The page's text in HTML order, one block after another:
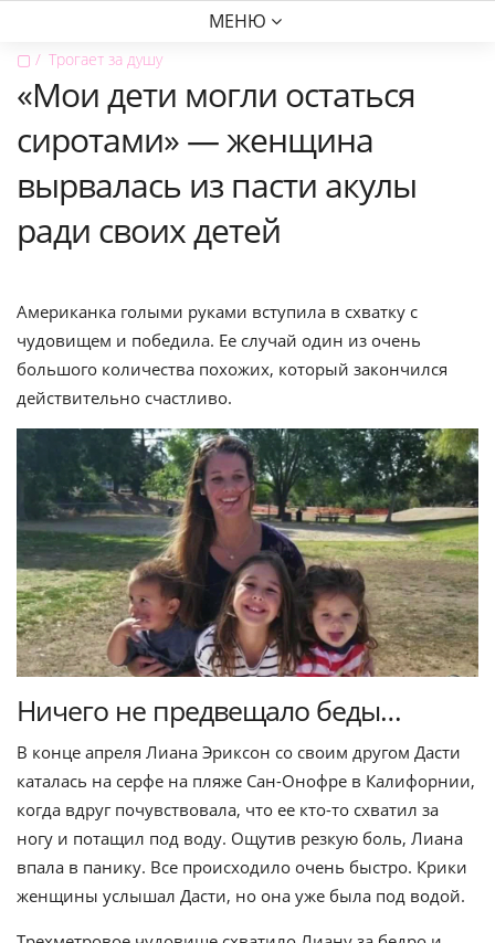
МЕНЮ
▢ Трогает за душу
«Мои дети могли остаться
сиротами» — женщина
вырвалась из пасти акулы
ради своих детей
Американка голыми руками вступила в схватку с
чудовищем и победила. Ее случай один из очень
большого количества похожих, который закончился
действительно счастливо.
Ничего не предвещало беды…
В конце апреля Лиана Эриксон со своим другом Дасти
каталась на серфе на пляже Сан-Онофре в Калифорнии,
когда вдруг почувствовала, что ее кто-то схватил за
ногу и потащил под воду. Ощутив резкую боль, Лиана
впала в панику. Все происходило очень быстро. Крики
женщины услышал Дасти, но она уже была под водой.